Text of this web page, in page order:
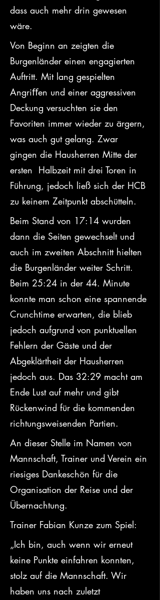
dass auch mehr drin gewesen
wäre.
Von Beginn an zeigten die
Burgenländer einen engagierten
Auftritt. Mit lang gespielten
Angriﬀen und einer aggressiven
Deckung versuchten sie den
Favoriten immer wieder zu ärgern,
was auch gut gelang. Zwar
gingen die Hausherren Mitte der
ersten  Halbzeit mit drei Toren in
Führung, jedoch ließ sich der HCB
zu keinem Zeitpunkt abschütteln.
Beim Stand von 17:14 wurden
dann die Seiten gewechselt und
auch im zweiten Abschnitt hielten
die Burgenländer weiter Schritt.
Beim 25:24 in der 44. Minute
konnte man schon eine spannende
Crunchtime erwarten, die blieb
jedoch aufgrund von punktuellen
Fehlern der Gäste und der
Abgeklärtheit der Hausherren
jedoch aus. Das 32:29 macht am
Ende Lust auf mehr und gibt
Rückenwind für die kommenden
richtungsweisenden Partien.
An dieser Stelle im Namen von
Mannschaft, Trainer und Verein ein
riesiges Dankeschön für die
Organisation der Reise und der
Übernachtung.
Trainer Fabian Kunze zum Spiel:
„Ich bin, auch wenn wir erneut
keine Punkte einfahren konnten,
stolz auf die Mannschaft. Wir
haben uns nach zuletzt